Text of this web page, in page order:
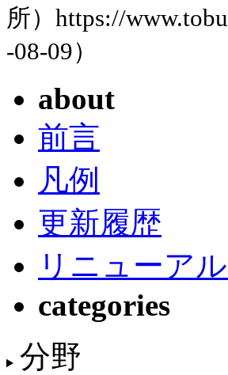
所）https://
-08-09）
about
前言
凡例
更新履歴
リニューア
categories
分野